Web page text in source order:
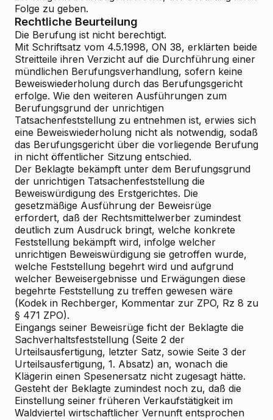
Folge zu geben.
Rechtliche Beurteilung
Die Berufung ist nicht berechtigt.
Mit Schriftsatz vom 4.5.1998, ON 38, erklärten beide
Streitteile ihren Verzicht auf die Durchführung einer
mündlichen Berufungsverhandlung, sofern keine
Beweiswiederholung durch das Berufungsgericht
erfolge. Wie den weiteren Ausführungen zum
Berufungsgrund der unrichtigen
Tatsachenfeststellung zu entnehmen ist, erwies sich
eine Beweiswiederholung nicht als notwendig, sodaß
das Berufungsgericht über die vorliegende Berufung
in nicht öffentlicher Sitzung entschied.
Der Beklagte bekämpft unter dem Berufungsgrund
der unrichtigen Tatsachenfeststellung die
Beweiswürdigung des Erstgerichtes. Die
gesetzmäßige Ausführung der Beweisrüge
erfordert, daß der Rechtsmittelwerber zumindest
deutlich zum Ausdruck bringt, welche konkrete
Feststellung bekämpft wird, infolge welcher
unrichtigen Beweiswürdigung sie getroffen wurde,
welche Feststellung begehrt wird und aufgrund
welcher Beweisergebnisse und Erwägungen diese
begehrte Feststellung zu treffen gewesen wäre
(Kodek in Rechberger, Kommentar zur ZPO, Rz 8 zu
§ 471 ZPO).
Eingangs seiner Beweisrüge ficht der Beklagte die
Sachverhaltsfeststellung (Seite 2 der
Urteilsausfertigung, letzter Satz, sowie Seite 3 der
Urteilsausfertigung, 1. Absatz) an, wonach die
Klägerin einen Spesenersatz nicht zugesagt hätte.
Gesteht der Beklagte zumindest noch zu, daß die
Einstellung seiner früheren Verkaufstätigkeit im
Waldviertel wirtschaftlicher Vernunft entsprochen